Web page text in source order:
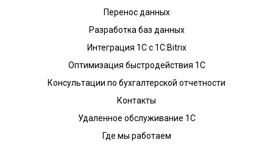
Перенос данных
Разработка баз данных
Интеграция 1С с 1С:Bitrix
Оптимизация быстродействия 1С
Консультации по бухгалтерской отчетности
Контакты
Удаленное обслуживание 1С
Где мы работаем